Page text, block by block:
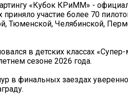
«Кубок КРиММ» -
участие более 70
Тюменской, Челябинской,
в детских классах
сезоне 2026 года.
в финальных заездах